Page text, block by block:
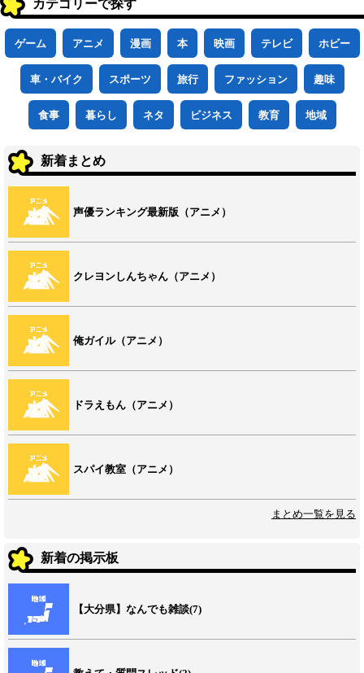
カテゴリーで探す
ゲーム アニメ 漫画 本 映画 テレビ ホビー
車・バイク スポーツ 旅行 ファッション 趣味
食事 暮らし ネタ ビジネス 教育 地域
新着まとめ
声優ランキング最新版（アニメ）
クレヨンしんちゃん（アニメ）
俺ガイル（アニメ）
ドラえもん（アニメ）
スパイ教室（アニメ）
まとめ一覧を見る
新着の掲示板
【大分県】なんでも雑談(7)